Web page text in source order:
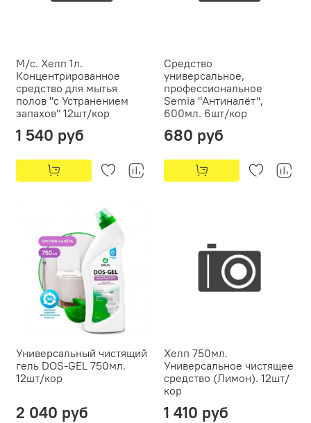
М/с. Хелп 1л.
Концентрированное
средство для мытья
полов "с Устранением
запахов" 12шт/кор
1 540 руб
Средство
универсальное,
профессиональное
Semia "Антиналёт",
600мл. 6шт/кор
680 руб
Универсальный чистящий
гель DOS-GEL 750мл.
12шт/кор
2 040 руб
Хелп 750мл.
Универсальное чистящее
средство (Лимон). 12шт/
кор
1 410 руб